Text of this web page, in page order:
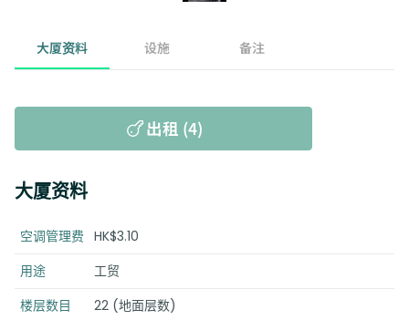
大厦资料 设施 备注
出租 (4)
大厦资料
空调管理费 HK$3.10
用途
工贸
楼层数目
22 (地面层数)